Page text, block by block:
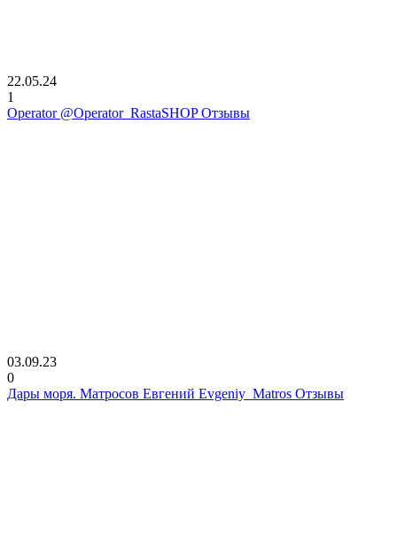
22.05.24
1
Operator @Operator_RastaSHOP Отзывы
03.09.23
0
Дары моря. Матросов Евгений Evgeniy_Matros Отзывы